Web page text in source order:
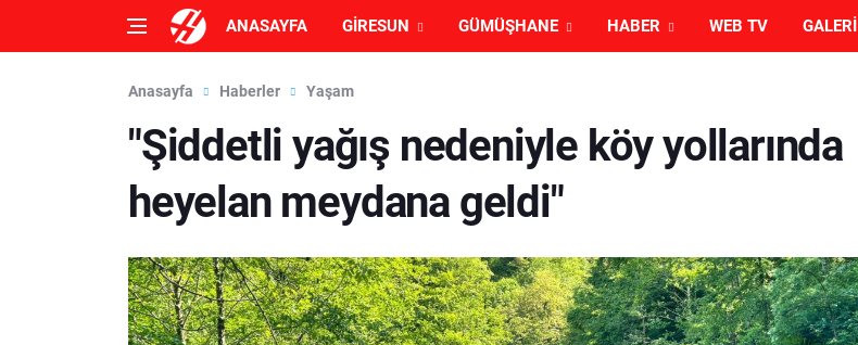
ANASAYFA GIRESUN GÜMÜŞHANE HABER WEB TV GALERI
Anasayfa Haberler Yaşam
"Şiddetli yağış nedeniyle köy yollarında
heyelan meydana geldi"